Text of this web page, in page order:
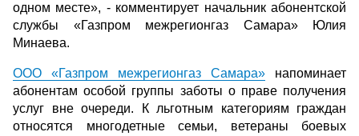
одном месте», - комментирует начальник абонентской
службы «Газпром межрегионгаз Самара» Юлия
Минаева.
ООО «Газпром межрегионгаз Самара» напоминает
абонентам особой группы заботы о праве получения
услуг вне очереди. К льготным категориям граждан
относятся многодетные семьи, ветераны боевых